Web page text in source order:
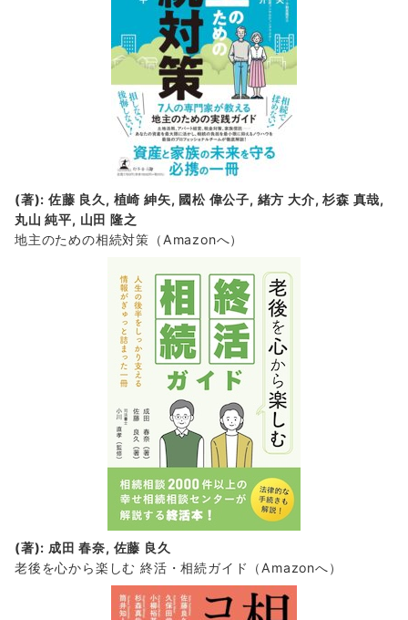
(著): 佐藤 良久, 植崎 紳矢, 國松 偉公子, 緒方 大介, 杉森 真哉,
丸山 純平, 山田 隆之
地主のための相続対策 （Amazonへ）
(著): 成田 春奈, 佐藤 良久
老後を心から楽しむ 終活・相続ガイド
（Amazonへ）